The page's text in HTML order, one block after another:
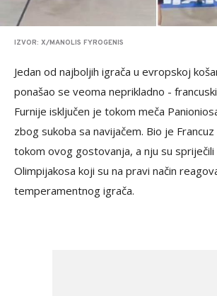
IZVOR: X/MANOLIS FYROGENIS
Jedan od najboljih igrača u evropskoj
ponašao se veoma neprikladno -
Furnije isključen je tokom meča
zbog sukoba sa navijačem. Bio je
tokom ovog gostovanja, a nju su spriječili
Olimpijakosa koji su na pravi način
temperamentnog igrača.